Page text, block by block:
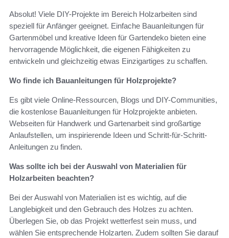
Absolut! Viele DIY-Projekte im Bereich Holzarbeiten sind
speziell für Anfänger geeignet. Einfache Bauanleitungen für
Gartenmöbel und kreative Ideen für Gartendeko bieten eine
hervorragende Möglichkeit, die eigenen Fähigkeiten zu
entwickeln und gleichzeitig etwas Einzigartiges zu schaffen.
Wo finde ich Bauanleitungen für Holzprojekte?
Es gibt viele Online-Ressourcen, Blogs und DIY-Communities,
die kostenlose Bauanleitungen für Holzprojekte anbieten.
Webseiten für Handwerk und Gartenarbeit sind großartige
Anlaufstellen, um inspirierende Ideen und Schritt-für-Schritt-
Anleitungen zu finden.
Was sollte ich bei der Auswahl von Materialien für
Holzarbeiten beachten?
Bei der Auswahl von Materialien ist es wichtig, auf die
Langlebigkeit und den Gebrauch des Holzes zu achten.
Überlegen Sie, ob das Projekt wetterfest sein muss, und
wählen Sie entsprechende Holzarten. Zudem sollten Sie darauf